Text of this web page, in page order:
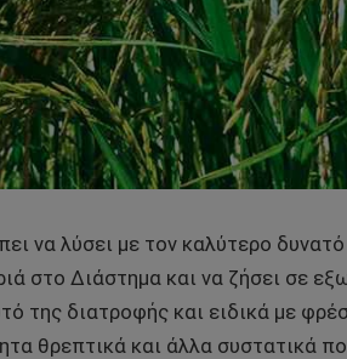
να λύσει με τον καλύτερο
στο Διάστημα και να ζήσει σε
της διατροφής και ειδικά με
θρεπτικά και άλλα συστατικά